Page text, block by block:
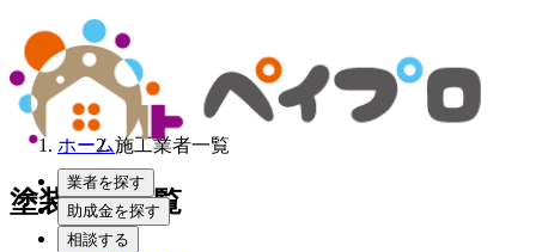
業者を探す
助成金を探す
相談する
ホーム施工業者一覧
塗装業者一覧